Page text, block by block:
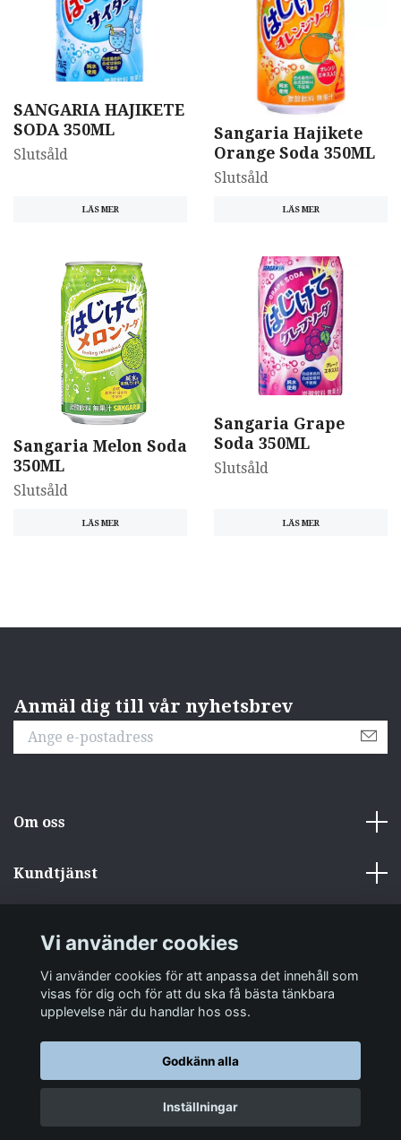
SANGARIA HAJIKETE
SODA 350ML
Slutsåld
LÄS MER
Sangaria Hajikete
Orange Soda 350ML
Slutsåld
LÄS MER
Sangaria Melon Soda
350ML
Slutsåld
LÄS MER
Sangaria Grape
Soda 350ML
Slutsåld
LÄS MER
Anmäl dig till vår nyhetsbrev
Om oss
Kundtjänst
Sociala medier
© 2026 zakkastore.se
Vi använder cookies
Vi använder cookies för att anpassa det innehåll som
visas för dig och för att du ska få bästa tänkbara
upplevelse när du handlar hos oss.
Godkänn alla
Inställningar